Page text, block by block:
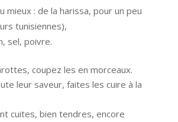
mieux : de la harissa, pour un peu
tunisiennes),
sel, poivre.
coupez les en morceaux.
leur saveur, faites les cuire à la
cuites, bien tendres, encore